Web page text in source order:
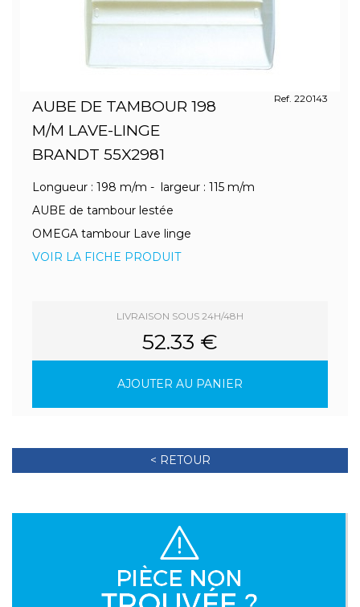
AUBE DE TAMBOUR 198
M/M LAVE-LINGE
BRANDT 55X2981
Ref. 220143
Longueur : 198 m/m - largeur : 115 m/m
AUBE de tambour lestée
OMEGA tambour Lave linge
VOIR LA FICHE PRODUIT
LIVRAISON SOUS 24H/48H
52.33 €
AJOUTER AU PANIER
< RETOUR